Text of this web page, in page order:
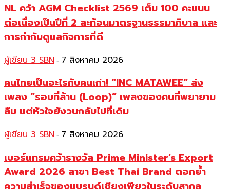
NL คว้า AGM Checklist 2569 เต็ม 100 คะแนน
ต่อเนื่องเป็นปีที่ 2 สะท้อนมาตรฐานธรรมาภิบาล และ
การกำกับดูแลกิจการที่ดี
ผู้เขียน 3 SBN - 7 สิงหาคม 2026
คนไทยเป็นอะไรกับคนเก่า! “INC MATAWEE” ส่ง
เพลง “รอบที่ล้าน (Loop)” เพลงของคนที่พยายาม
ลืม แต่หัวใจยังวนกลับไปที่เดิม
ผู้เขียน 3 SBN - 7 สิงหาคม 2026
เบอร์แทรมคว้ารางวัล Prime Minister’s Export
Award 2026 สาขา Best Thai Brand ตอกย้ำ
ความสำเร็จของแบรนด์เซียงเพียวในระดับสากล